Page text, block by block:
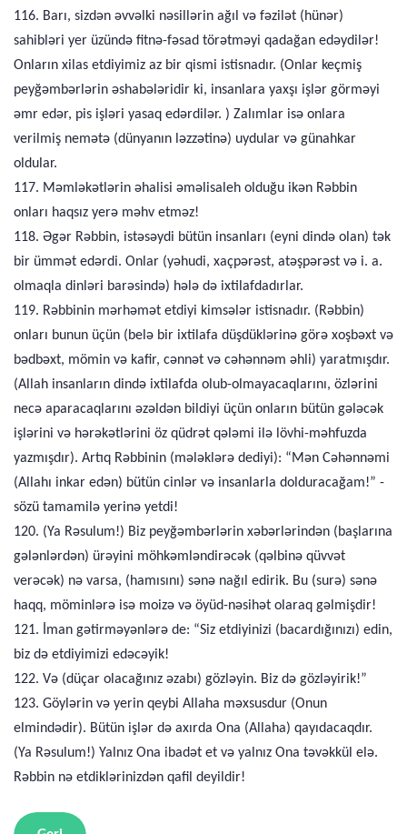
116. Barı, sizdən əvvəlki nəsillərin ağıl və fəzilət (hünər)
sahibləri yer üzündə fitnə-fəsad törətməyi qadağan edəydilər!
Onların xilas etdiyimiz az bir qismi istisnadır. (Onlar keçmiş
peyğəmbərlərin əshabələridir ki, insanlara yaxşı işlər görməyi
əmr edər, pis işləri yasaq edərdilər. ) Zalımlar isə onlara
verilmiş nemətə (dünyanın ləzzətinə) uydular və günahkar
oldular.
117. Məmləkətlərin əhalisi əməlisaleh olduğu ikən Rəbbin
onları haqsız yerə məhv etməz!
118. Əgər Rəbbin, istəsəydi bütün insanları (eyni dində olan) tək
bir ümmət edərdi. Onlar (yəhudi, xaçpərəst, atəşpərəst və i. a.
olmaqla dinləri barəsində) hələ də ixtilafdadırlar.
119. Rəbbinin mərhəmət etdiyi kimsələr istisnadır. (Rəbbin)
onları bunun üçün (belə bir ixtilafa düşdüklərinə görə xoşbəxt və
bədbəxt, mömin və kafir, cənnət və cəhənnəm əhli) yaratmışdır.
(Allah insanların dində ixtilafda olub-olmayacaqlarını, özlərini
necə aparacaqlarını əzəldən bildiyi üçün onların bütün gələcək
işlərini və hərəkətlərini öz qüdrət qələmi ilə lövhi-məhfuzda
yazmışdır). Artıq Rəbbinin (mələklərə dediyi): “Mən Cəhənnəmi
(Allahı inkar edən) bütün cinlər və insanlarla dolduracağam!” -
sözü tamamilə yerinə yetdi!
120. (Ya Rəsulum!) Biz peyğəmbərlərin xəbərlərindən (başlarına
gələnlərdən) ürəyini möhkəmləndirəcək (qəlbinə qüvvət
verəcək) nə varsa, (hamısını) sənə nağıl edirik. Bu (surə) sənə
haqq, möminlərə isə moizə və öyüd-nəsihət olaraq gəlmişdir!
121. İman gətirməyənlərə de: “Siz etdiyinizi (bacardığınızı) edin,
biz də etdiyimizi edəcəyik!
122. Və (düçar olacağınız əzabı) gözləyin. Biz də gözləyirik!”
123. Göylərin və yerin qeybi Allaha məxsusdur (Onun
elmindədir). Bütün işlər də axırda Ona (Allaha) qayıdacaqdır.
(Ya Rəsulum!) Yalnız Ona ibadət et və yalnız Ona təvəkkül elə.
Rəbbin nə etdiklərinizdən qafil deyildir!